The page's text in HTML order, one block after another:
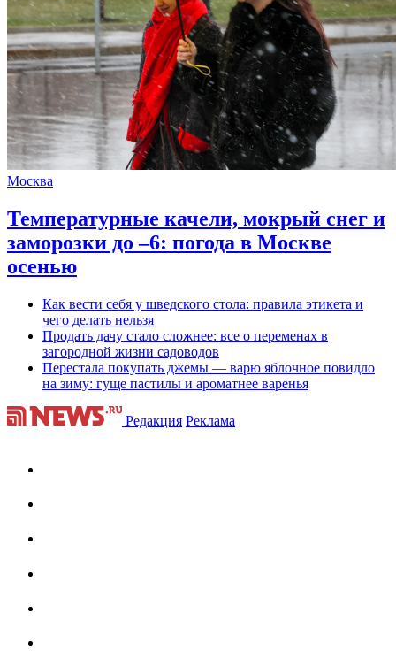
Москва
Температурные качели, мокрый снег и
заморозки до –6: погода в Москве
осенью
Как вести себя у шведского стола: правила этикета и
чего делать нельзя
Продать дачу стало сложнее: все о переменах в
загородной жизни садоводов
Перестала покупать джемы — варю яблочное повидло
на зиму: гуще пастилы и ароматнее варенья
Редакция Реклама